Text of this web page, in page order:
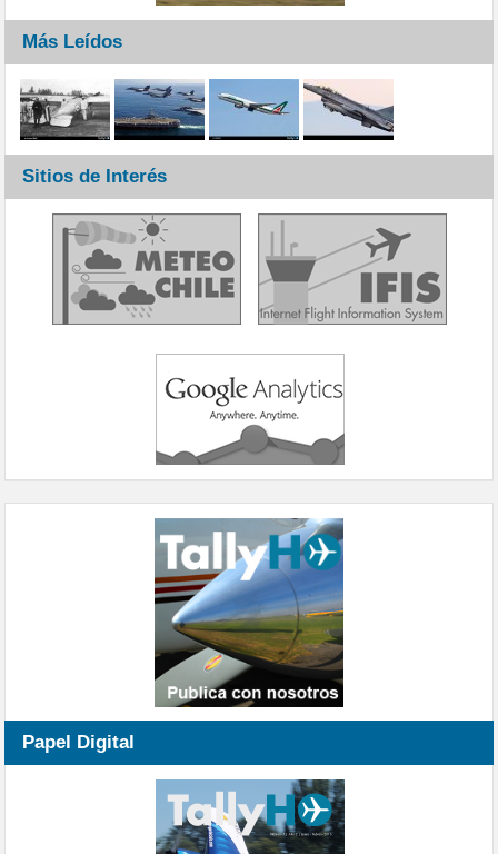
Más Leídos
Sitios de Interés
Papel Digital